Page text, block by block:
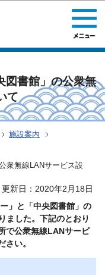
移動
図書館」の公衆無
て
施設案内
衆無線LANサービス設
更新日：2020年2月18日
」と「中央図書館」の
ました。 下記のとおり
で公衆無線LANサービ
さい。